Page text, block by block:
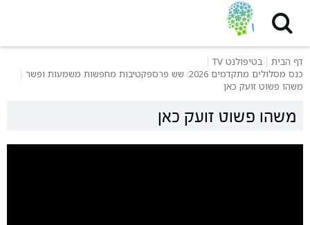
דף הבית
בטיפולנט TV
כנס מסלולים מתקדמים 2026: שש פרספקטיבות מחפשות משמעות ופשר
משהו פשוט זועק כאן
משהו פשוט זועק כאן